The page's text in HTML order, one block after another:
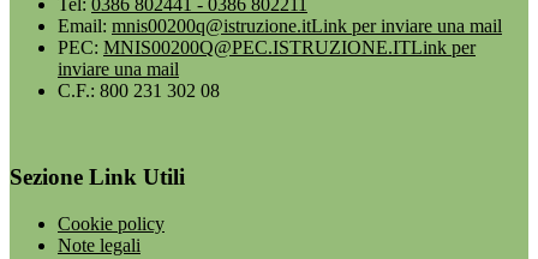
Email: mnis00200q@istruzione.itLink per inviare una mail
PEC: MNIS00200Q@PEC.ISTRUZIONE.ITLink per
inviare una mail
C.F.: 800 231 302 08
Sezione Link Utili
Cookie policy
Note legali